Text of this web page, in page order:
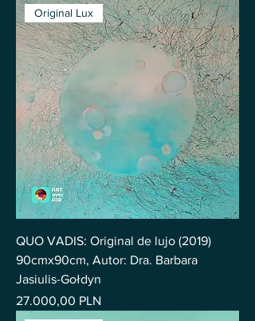
Original Lux
QUO VADIS: Original de lujo (2019)
90cmx90cm, Autor: Dra. Barbara
Jasiulis-Gołdyn
Precio
27.000,00 PLN